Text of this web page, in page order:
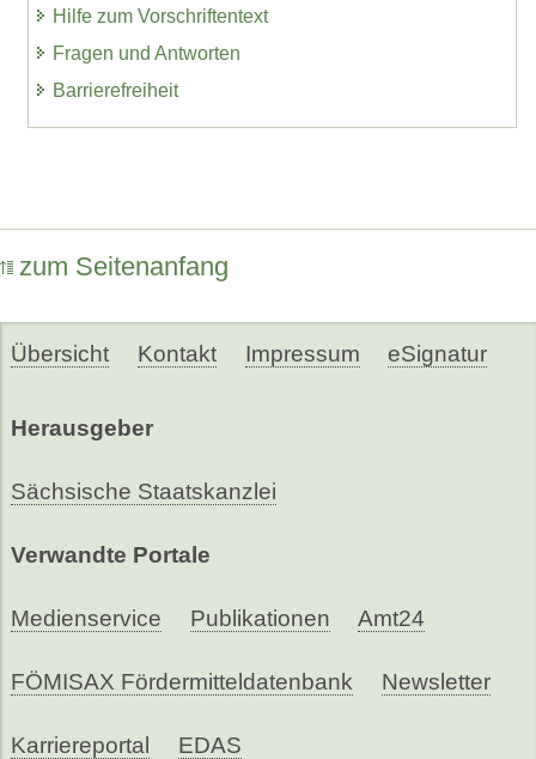
Hilfe zum Vorschriftentext
Fragen und Antworten
Barrierefreiheit
zum Seitenanfang
Übersicht Kontakt Impressum eSignatur
Herausgeber
Sächsische Staatskanzlei
Verwandte Portale
Medienservice Publikationen Amt24
FÖMISAX Fördermitteldatenbank Newsletter
Karriereportal EDAS